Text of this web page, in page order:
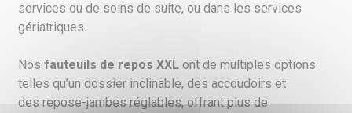
services ou de soins de suite, ou dans les services
gériatriques.
Nos fauteuils de repos XXL ont de multiples options
telles qu’un dossier inclinable, des accoudoirs et
des repose-jambes réglables, offrant plus de